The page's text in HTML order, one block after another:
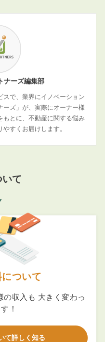
ナーズ編集部
スで、業界にイノベーション
ーズ」が、実際にオーナー様
もとに、不動産に関する悩み
すくお届けします。
て
ついて
収入も 大きく変わっ
！
て詳しく知る